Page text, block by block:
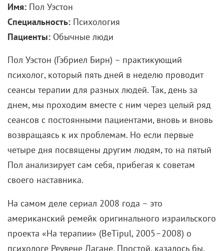
Имя: Пол Уэстон
Специальность: Психология
Пациенты: Обычные люди
Пол Уэстон (Гэбриел Бирн) – практикующий
психолог, который пять дней в неделю проводит
сеансы терапии для разных людей. Так, день за
днем, мы проходим вместе с ним через целый ряд
сеансов с постоянными пациентами, вновь и вновь
возвращаясь к их проблемам. Но если первые
четыре дня посвящены другим людям, то на пятый
Пол анализирует сам себя, прибегая к советам
своего наставника.
На самом деле сериал 2008 года – это
американский ремейк оригинального израильского
проекта «На терапии» (BeTipul, 2005–2008) о
психологе Реувене Дагане. Простой, казалось бы,